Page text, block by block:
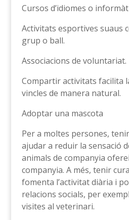
Cursos d’idiomes o
Activitats esportives suaus
grup o ball.
Associacions de voluntariat.
Compartir activitats facilita
vincles de manera natural.
Adoptar una mascota
Per a moltes persones,
ajudar a reduir la sensació
animals de companyia
companyia. A més, tenir
fomenta l’activitat diària i
relacions socials, per
visites al veterinari.